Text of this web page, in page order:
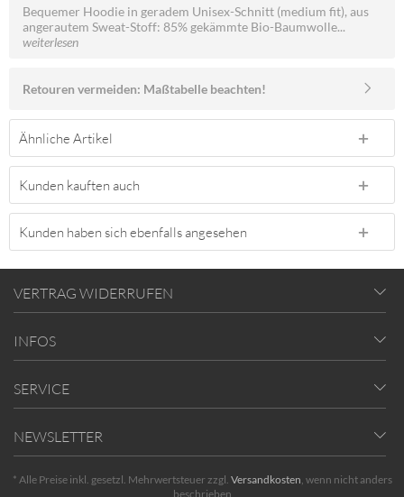
Bequemer Hoodie in geradem Unisex-Schnitt (medium fit), aus
angerautem Sweat-Stoff: 85% gekämmte Bio-Baumwolle...
weiterlesen
Retouren vermeiden: Maßtabelle beachten!
Ähnliche Artikel
Kunden kauften auch
Kunden haben sich ebenfalls angesehen
VERTRAG WIDERRUFEN
INFOS
SERVICE
NEWSLETTER
* Alle Preise inkl. gesetzl. Mehrwertsteuer zzgl. Versandkosten, wenn nicht anders
beschrieben